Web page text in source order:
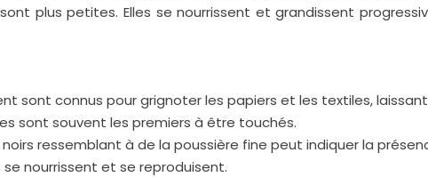
plus petites. Elles se nourrissent et grandissent
sont connus pour grignoter les papiers et les textiles,
sont souvent les premiers à être touchés.
ressemblant à de la poussière fine peut indiquer la
nourrissent et se reproduisent.